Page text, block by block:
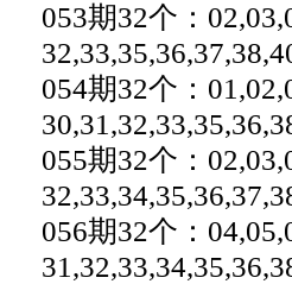
053期32个：
054期32个：
055期32个：
056期32个：